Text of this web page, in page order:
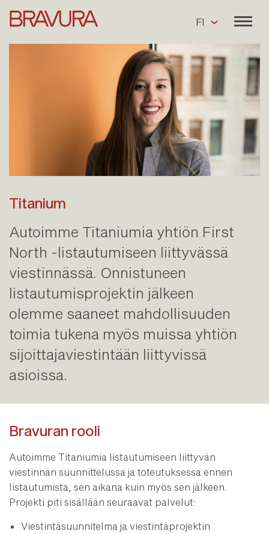
FI
Titanium
Autoimme Titaniumia yhtiön First
North -listautumiseen liittyvässä
viestinnässä. Onnistuneen
listautumisprojektin jälkeen
olemme saaneet mahdollisuuden
toimia tukena myös muissa yhtiön
sijoittajaviestintään liittyvissä
asioissa.
Bravuran rooli
Autoimme Titaniumia listautumiseen liittyvän
viestinnän suunnittelussa ja toteutuksessa ennen
listautumista, sen aikana kuin myös sen jälkeen.
Projekti piti sisällään seuraavat palvelut:
Viestintäsuunnitelma ja viestintäprojektin